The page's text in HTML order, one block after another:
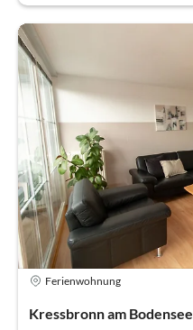
Ferienwohnung
Kressbronn am Bodensee